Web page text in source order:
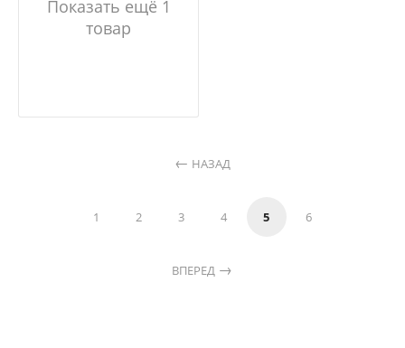
Показать ещё 1
товар
НАЗАД
1 2 3 4 5 6
ВПЕРЕД